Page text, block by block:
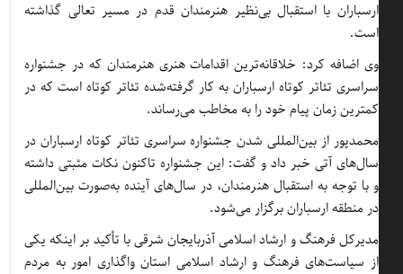
ارسباران با استقبال بی‌نظیر هنرمندان قدم در مسیر تعالی گذاشته
است.
وی اضافه کرد: خلاقانه‌ترین اقدامات هنری هنرمندان که در جشنواره
سراسری تئاتر کوتاه ارسباران به کار گرفته‌شده تئاتر کوتاه است که در
کمترین زمان پیام خود را به مخاطب می‌رساند.
محمدپور از بین‌المللی شدن جشنواره سراسری تئاتر کوتاه ارسباران در
سال‌های آتی خبر داد و گفت: این جشنواره تاکنون نکات مثبتی داشته
و با توجه به استقبال هنرمندان، در سال‌های آینده به‌صورت بین‌المللی
در منطقه ارسباران برگزار می‌شود.
مدیرکل فرهنگ و ارشاد اسلامی آذربایجان شرقی با تأکید بر اینکه یکی
از سیاست‌های فرهنگ و ارشاد اسلامی استان واگذاری امور به مردم